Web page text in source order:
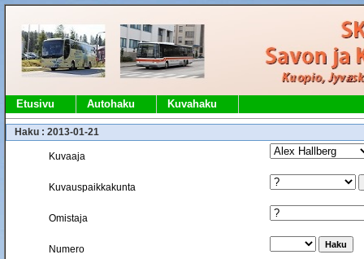
Etusivu Autohaku Kuvahaku
Haku : 2013-01-21
Kuvaaja
Kuvauspaikkakunta
Omistaja
Numero